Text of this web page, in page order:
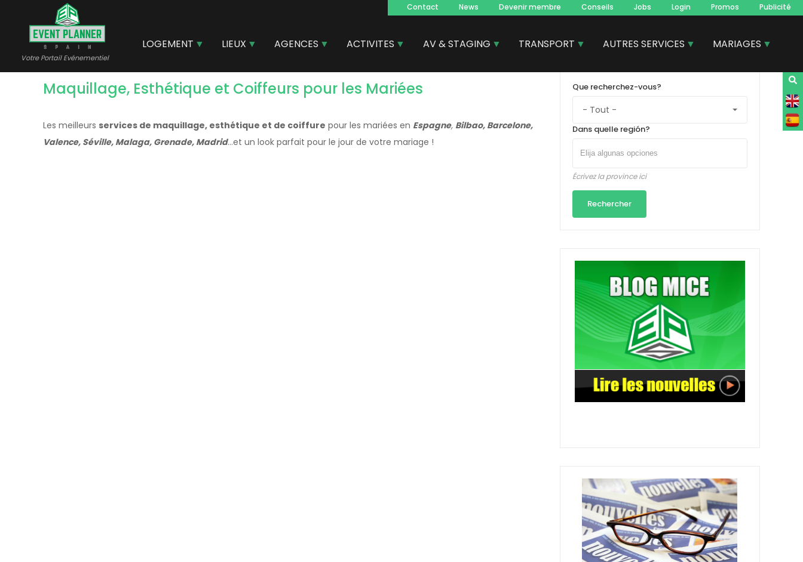
contenu
principal
Votre Portail Evénementiel
Navegacion
principal
Contact News Devenir membre Conseils Jobs Login Promos Publicité
LOGEMENT LIEUX AGENCES ACTIVITES AV & STAGING TRANSPORT AUTRES SERVICES MARIAGES
Maquillage, Esthétique et Coiffeurs pour les Mariées
Les meilleurs services de maquillage, esthétique et de coiffure pour les mariées en Espagne, Bilbao, Barcelone,
Valence, Séville, Malaga, Grenade, Madrid...et un look parfait pour le jour de votre mariage !
Que recherchez-vous?
Dans quelle región?
Écrivez la province ici